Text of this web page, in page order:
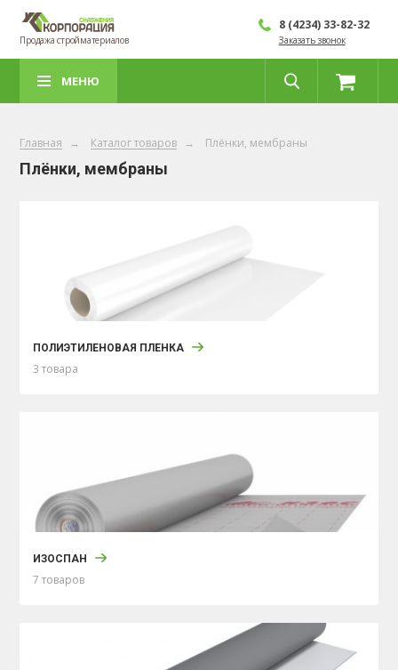
Продажа стройматериалов
8 (4234) 33-82-32
Заказать звонок
МЕНЮ
Главная → Каталог товаров → Плёнки, мембраны
Плёнки, мембраны
ПОЛИЭТИЛЕНОВАЯ ПЛЕНКА
3 товара
ИЗОСПАН
7 товаров